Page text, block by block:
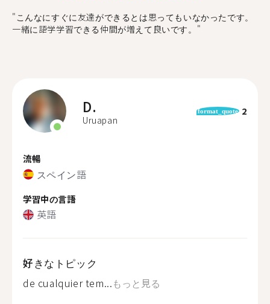
"こんなにすぐに友達ができるとは思ってもいなかったです。
一緒に語学学習できる仲間が増えて良いです。"
D.
Uruapan
format_quote 2
流暢
スペイン語
学習中の言語
英語
好きなトピック
de cualquier tem...もっと見る